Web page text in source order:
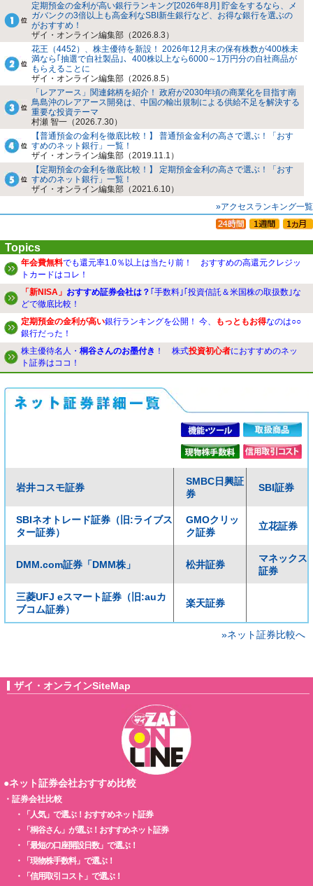
定期預金の金利が高い銀行ランキング[2026年8月] 貯金をするなら、メ
ガバンクの3倍以上も高金利なSBI新生銀行など、お得な銀行を選ぶの
がおすすめ！
ザイ・オンライン編集部（2026.8.3）
花王（4452）、株主優待を新設！ 2026年12月末の保有株数が400株未
満なら｢抽選で自社製品｣、400株以上なら6000～1万円分の自社商品が
もらえることに
ザイ・オンライン編集部（2026.8.5）
「レアアース」関連銘柄を紹介！ 政府が2030年頃の商業化を目指す南
鳥島沖のレアアース開発は、中国の輸出規制による供給不足を解決する
重要な投資テーマ
村瀬 智一（2026.7.30）
【普通預金の金利を徹底比較！】 普通預金金利の高さで選ぶ！「おす
すめのネット銀行」一覧！
ザイ・オンライン編集部（2019.11.1）
【定期預金の金利を徹底比較！】 定期預金金利の高さで選ぶ！「おす
すめのネット銀行」一覧！
ザイ・オンライン編集部（2021.6.10）
»アクセスランキング一覧
Topics
年会費無料でも還元率1.0％以上は当たり前！ おすすめの高還元クレジッ
トカードはコレ！
「新NISA」 おすすめ証券会社は？ ｢手数料｣｢投資信託＆米国株の取扱数｣な
どで徹底比較！
定期預金の金利が高い銀行ランキングを公開！ 今、 もっともお得なのは○○
銀行だった！
株主優待名人・ 桐谷さんのお墨付き ！ 株式投資初心者におすすめのネッ
ト証券はココ！
岩井コスモ証券
SMBC日興証
券
SBI証券
SBIネオトレード証券（旧:ライブス
ター証券）
GMOクリッ
ク証券
立花証券
DMM.com証券「DMM株」 松井証券
マネックス
証券
三菱UFJ eスマート証券（旧:auカ
ブコム証券）
楽天証券
»ネット証券比較へ
ザイ・オンラインSiteMap
●ネット証券会社おすすめ比較
・ 証券会社比較
・
「人気」で選ぶ！おすすめネット証券
・
「桐谷さん」が選ぶ！おすすめネット証券
・
「最短の口座開設日数」で選ぶ！
・
「現物株手数料」で選ぶ！
・
「信用取引コスト」で選ぶ！